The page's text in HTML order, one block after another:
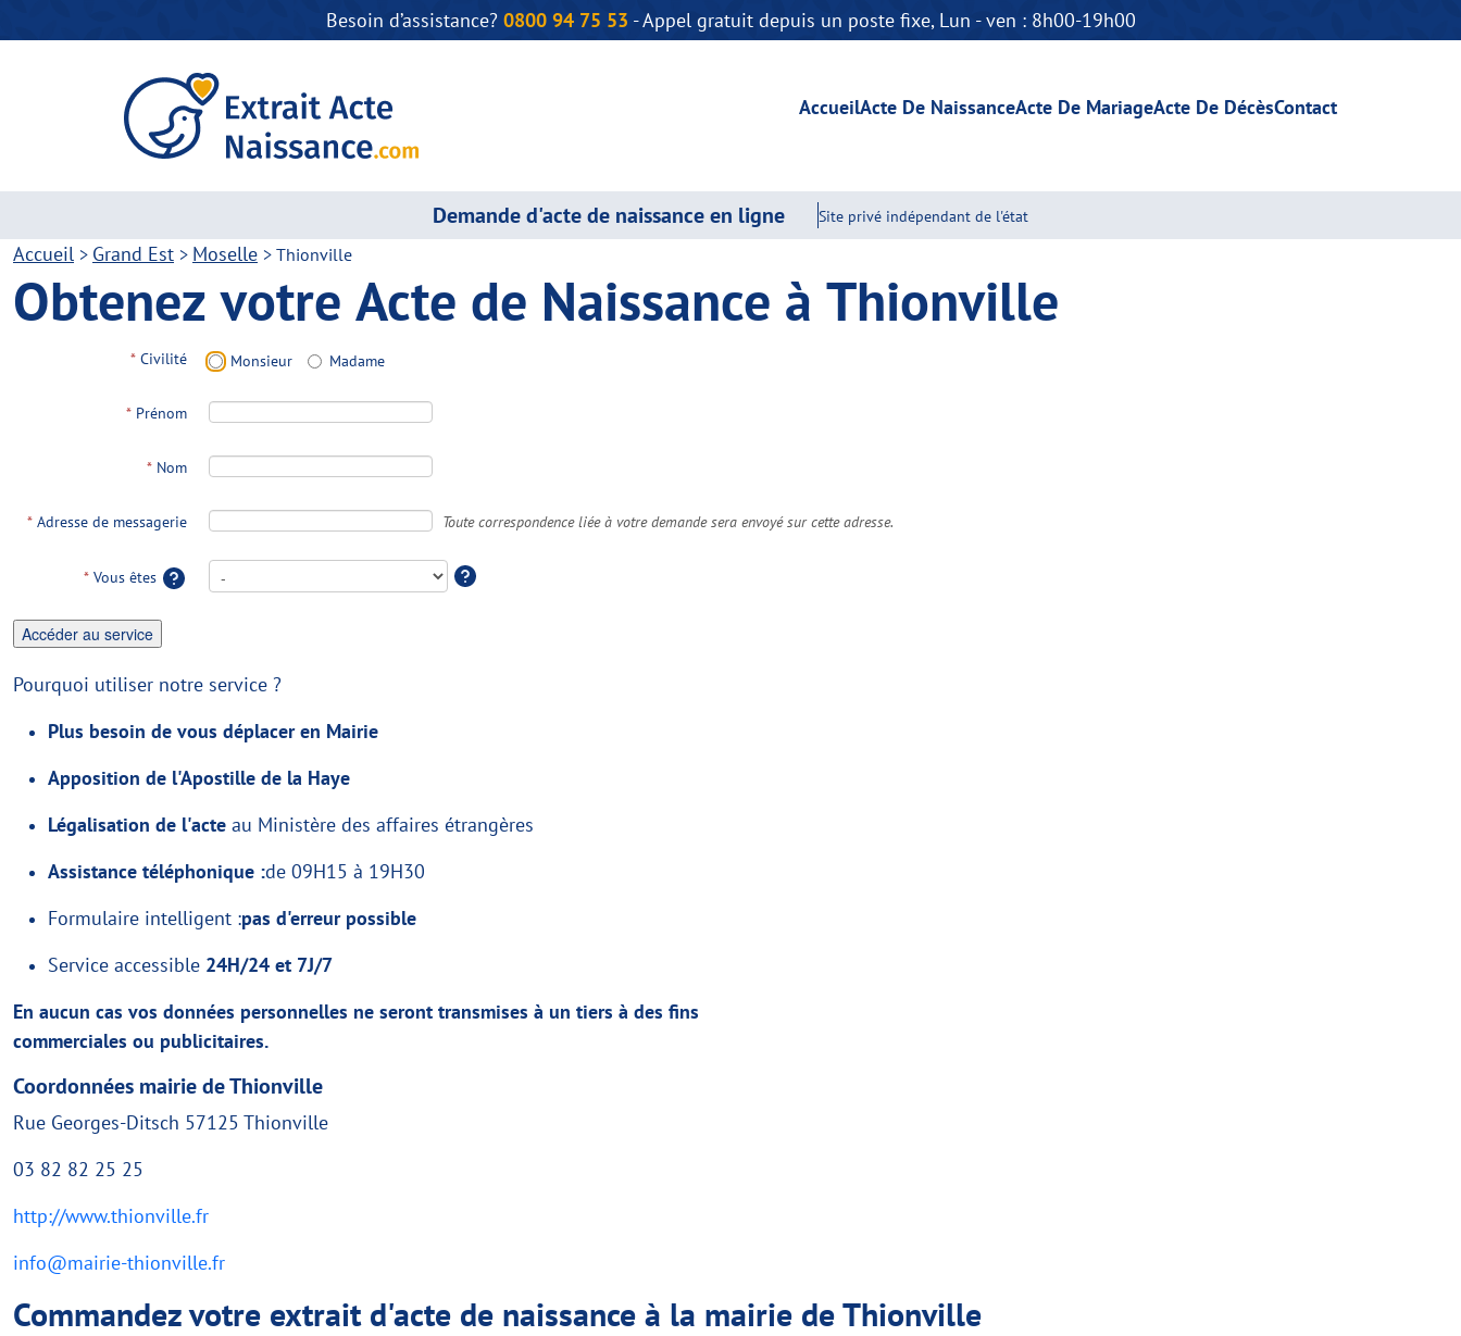
Besoin d’assistance? 0800 94 75 53 - Appel gratuit depuis un poste fixe, Lun - ven : 8h00-19h00
AccueilActe De NaissanceActe De MariageActe De DécèsContact
Demande d'acte de naissance en ligne Site privé indépendant de l'état
Accueil > Grand Est > Moselle > Thionville
Obtenez votre Acte de Naissance à Thionville
* Civilité Monsieur Madame
* Prénom
* Nom
* Adresse de messagerie Toute correspondence liée à votre demande sera envoyé sur cette adresse.
* Vous êtes
Pourquoi utiliser notre service ?
Plus besoin de vous déplacer en Mairie
Apposition de l'Apostille de la Haye
Légalisation de l'acte au Ministère des affaires étrangères
Assistance téléphonique :de 09H15 à 19H30
Formulaire intelligent :pas d'erreur possible
Service accessible 24H/24 et 7J/7
En aucun cas vos données personnelles ne seront transmises à un tiers à des fins
commerciales ou publicitaires.
+−
©OpenStreetMapcontributors
Coordonnées mairie de Thionville
Rue Georges-Ditsch 57125 Thionville
03 82 82 25 25
http://www.thionville.fr
info@mairie-thionville.fr
Commandez votre extrait d'acte de naissance à la mairie de Thionville